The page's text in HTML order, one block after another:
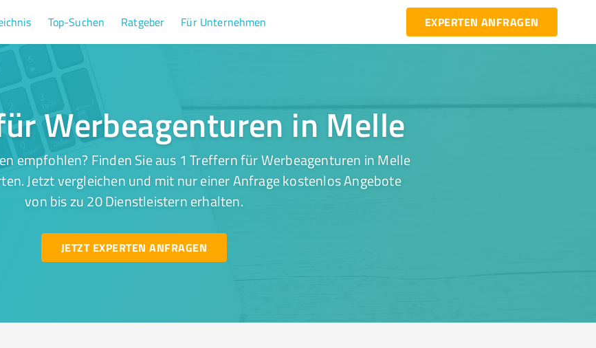
Top-Suchen Ratgeber Für Unternehmen EXPERTEN ANFRAGEN
Werbeagenturen in Melle
empfohlen? Finden Sie aus 1 Treffern für Werbeagenturen in Melle
Jetzt vergleichen und mit nur einer Anfrage kostenlos Angebote
von bis zu 20 Dienstleistern erhalten.
JETZT EXPERTEN ANFRAGEN